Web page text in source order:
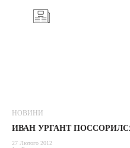
НОВИНИ
ИВАН УРГАНТ
27 Лютого 2012